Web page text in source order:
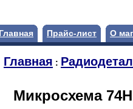
Главная Прайс-лист О
Главная :
Микросхема